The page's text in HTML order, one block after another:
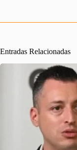
Entradas Relacionadas